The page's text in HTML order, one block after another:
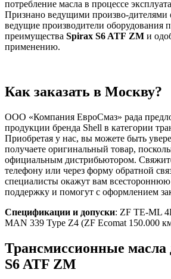
потребление масла в процессе
Признано ведущими произво-дителями
ведущие производители оборудования
преимущества Spirax S6 ATF ZM и
применению.
Как заказать в Москву?
ООО «Компания ЕвроСмаз» рада
продукции бренда Shell в категории
Приобретая у нас, вы можете быть
получаете оригинальный товар,
официальным дистрибьютором.
телефону или через форму обратной
специалисты окажут вам
поддержку и помогут с оформлением
Спецификации и допуски: ZF TE-ML
MAN 339 Type Z4 (ZF Ecomat 150.000
Трансмиссионные масла
S6 ATF ZM